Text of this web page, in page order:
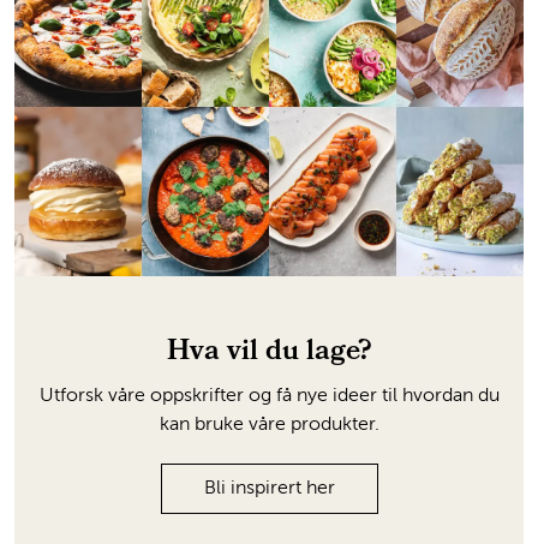
Hva vil du lage?
Utforsk våre oppskrifter og få nye ideer til hvordan du
kan bruke våre produkter.
Bli inspirert her